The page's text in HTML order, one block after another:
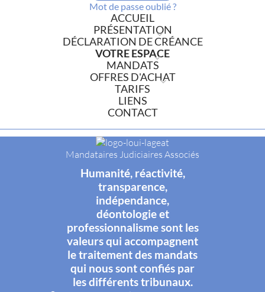
Mot de passe oublié ?
ACCUEIL
PRÉSENTATION
DÉCLARATION DE CRÉANCE
VOTRE ESPACE
MANDATS
OFFRES D'ACHAT
TARIFS
LIENS
CONTACT
Mandataires Judiciaires Associés
Humanité, réactivité,
transparence,
indépendance,
déontologie et
professionnalisme sont les
valeurs qui accompagnent
le traitement des mandats
qui nous sont confiés par
les différents tribunaux.